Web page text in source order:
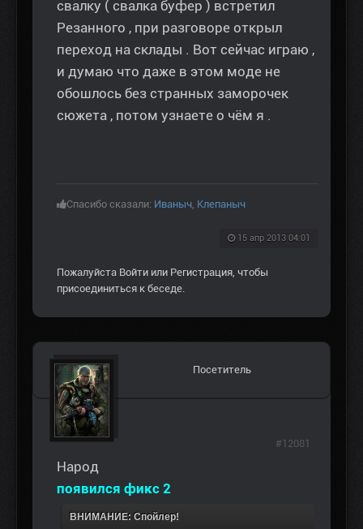
свалку ( свалка буфер ) встретил
Резанного , при разговоре открыл
переход на склады . Вот сейчас играю ,
и думаю что даже в этом моде не
обошлось без странных заморочек
сюжета , потом узнаете о чём я .
Спасибо сказали: Иваныч, Клепаныч
15 апр 2013 04:01
Пожалуйста Войти или Регистрация, чтобы
присоединиться к беседе.
Посетитель
Народ
появился фикс 2
ВНИМАНИЕ: Спойлер!
#12081